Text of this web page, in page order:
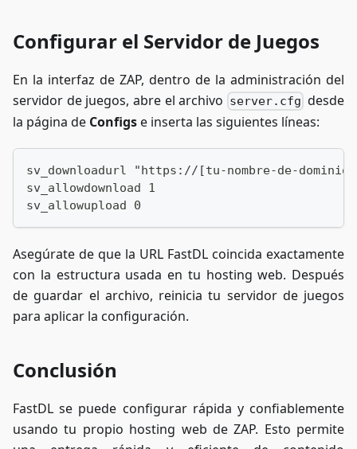
Configurar el Servidor de Juegos
En la interfaz de ZAP, dentro de la administración del
servidor de juegos, abre el archivo server.cfg desde
la página de Configse inserta las siguientes líneas:
sv_downloadurl "https://[tu-nombre-de-
sv_allowdownload 1
sv_allowupload 0
Asegúrate de que la URL FastDL coincida exactamente
con la estructura usada en tu hosting web. Después
de guardar el archivo, reinicia tu servidor de juegos
para aplicar la configuración.
Conclusión
FastDL se puede configurar rápida y confiablemente
usando tu propio hosting web de ZAP. Esto permite